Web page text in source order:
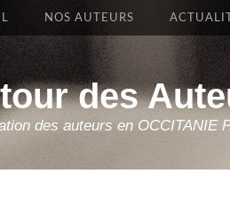
des
des auteurs en OCCITANIE
Menu
NOS AUTEURS